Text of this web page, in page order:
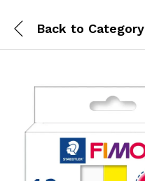
Back to Category